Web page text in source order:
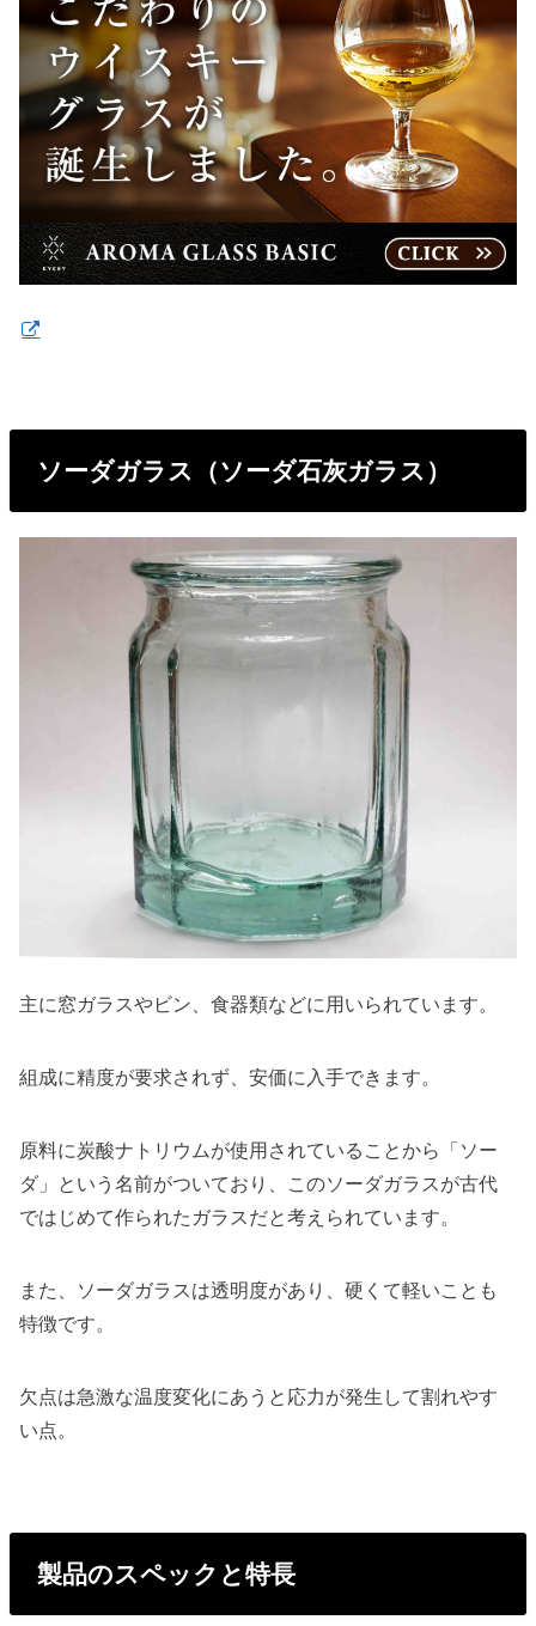
ソーダガラス（ソーダ石灰ガラス）
主に窓ガラスやビン、食器類などに用いられています。
組成に精度が要求されず、安価に入手できます。
原料に炭酸ナトリウムが使用されていることから「ソー
ダ」という名前がついており、このソーダガラスが古代
ではじめて作られたガラスだと考えられています。
また、ソーダガラスは透明度があり、硬くて軽いことも
特徴です。
欠点は急激な温度変化にあうと応力が発生して割れやす
い点。
製品のスペックと特長